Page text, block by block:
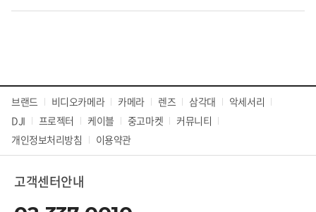
브랜드 비디오카메라 카메라 렌즈 삼각대
악세서리
DJI
프로젝터 케이블 중고마켓
커뮤니티
개인정보처리방침
이용약관
고객센터안내